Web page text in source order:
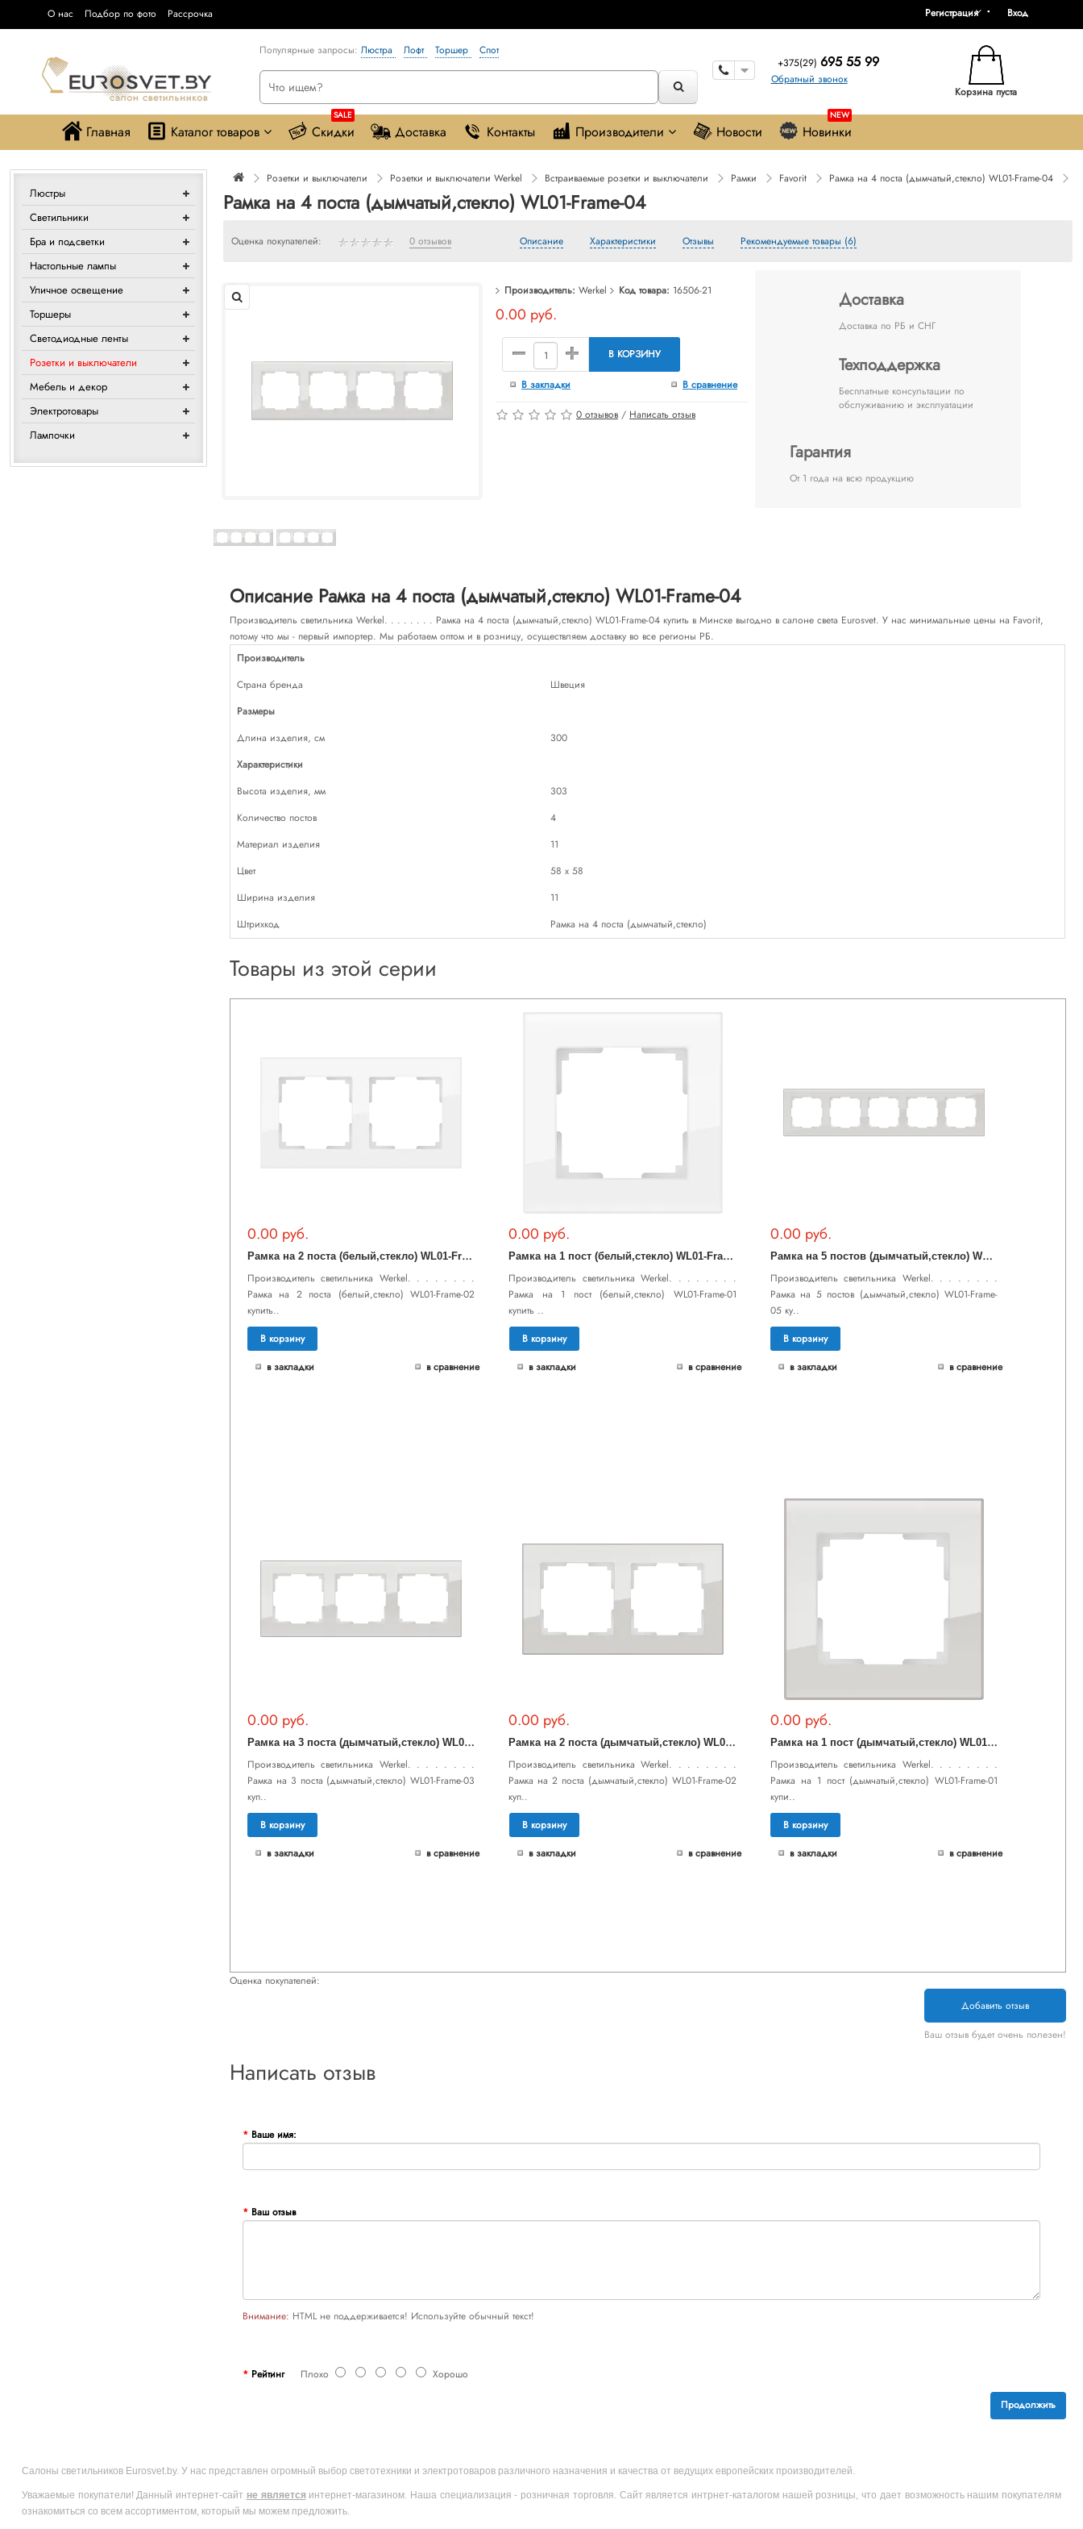
О нас Подбор по фото Рассрочка Вход
Регистрация
Корзина пуста
Популярные запросы: Люстра Лофт Торшер
Спот
+375(29) 695 55 99
Обратный звонок
Главная Каталог товаров
SALE
Скидки Доставка Контакты Производители Новости
NEW
Новинки
Люстры
Светильники
Бра и подсветки
Настольные лампы
Уличное освещение
Торшеры
Светодиодные ленты
Розетки и выключатели
Мебель и декор
Электротовары
Лампочки
Розетки и выключатели Розетки и выключатели Werkel Встраиваемые розетки и выключатели Рамки Favorit Рамка на 4 поста (дымчатый,стекло) WL01-Frame-04
Рамка на 4 поста (дымчатый,стекло) WL01-Frame-04
Оценка покупателей: 0 отзывов Описание Характеристики Отзывы Рекомендуемые товары (6)
Производитель: Werkel Код товара: 16506-21
0.00 руб.
В КОРЗИНУ
В закладки В сравнение
0 отзывов / Написать отзыв
Доставка
Доставка по РБ и СНГ
Техподдержка
Бесплатные консультации по
обслуживанию и эксплуатации
Гарантия
От 1 года на всю продукцию
Описание Рамка на 4 поста (дымчатый,стекло) WL01-Frame-04
Производитель светильника Werkel. . . . . . . . Рамка на 4 поста (дымчатый,стекло) WL01-Frame-04 купить в Минске выгодно в салоне света Eurosvet. У нас минимальные цены на Favorit,
потому что мы - первый импортер. Мы работаем оптом и в розницу, осуществляем доставку во все регионы РБ.
Производитель
Страна бренда
Швеция
Размеры
Длина изделия, см
300
Характеристики
Высота изделия, мм
303
Количество постов
4
Материал изделия
11
Цвет
58 х 58
Ширина изделия
11
Штрихкод
Рамка на 4 поста (дымчатый,стекло)
Товары из этой серии
0.00 руб.
Р
амка на 2 поста (белый,стекло) WL01-Frame-02
Производитель светильника Werkel. . . . . . . .
Рамка на 2 поста (белый,стекло) WL01-Frame-02
купить..
В корзину
в закладки
в сравнение
0.00 руб.
Р
амка на 1 пост (белый,стекло) WL01-Frame-01
Производитель светильника Werkel. . . . . . . .
Рамка на 1 пост (белый,стекло) WL01-Frame-01
купить ..
В корзину
в закладки
в сравнение
0.00 руб.
Р
амка на 5 постов (дымчатый,стекло) WL01-Frame-05
Производитель светильника Werkel. . . . . . . .
Рамка на 5 постов (дымчатый,стекло) WL01-Frame-
05 ку..
В корзину
в закладки
в сравнение
0.00 руб.
Р
амка на 3 поста (дымчатый,стекло) WL01-Frame-03
Производитель светильника Werkel. . . . . . . .
Рамка на 3 поста (дымчатый,стекло) WL01-Frame-03
куп..
В корзину
в закладки
в сравнение
0.00 руб.
Р
амка на 2 поста (дымчатый,стекло) WL01-Frame-02
Производитель светильника Werkel. . . . . . . .
Рамка на 2 поста (дымчатый,стекло) WL01-Frame-02
куп..
В корзину
в закладки
в сравнение
0.00 руб.
Р
амка на 1 пост (дымчатый,стекло) WL01-Frame-01
Производитель светильника Werkel. . . . . . . .
Рамка на 1 пост (дымчатый,стекло) WL01-Frame-01
купи..
В корзину
в закладки
в сравнение
Оценка покупателей:
Добавить отзыв
Ваш отзыв будет очень полезен!
Написать отзыв
Ваше имя:
Ваш отзыв
Внимание: HTML не поддерживается! Используйте обычный текст!
РейтингПлохо Хорошо
Продолжить
Салоны светильников Eurosvet.by. У нас представлен огромный выбор светотехники и электротоваров различного назначения и качества от ведущих европейских производителей.
Уважаемые покупатели! Данный интернет-сайт не является интернет-магазином. Наша специализация - розничная торговля. Сайт является интрнет-каталогом нашей розницы, что дает возможность нашим покупателям
ознакомиться со всем ассортиментом, который мы можем предложить.